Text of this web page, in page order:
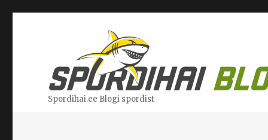
Spordihai.ee Blogi spordist